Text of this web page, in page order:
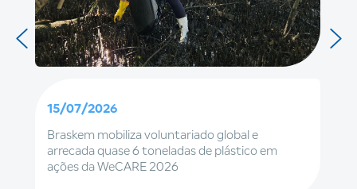
15/07/2026
Braskem mobiliza voluntariado global e
arrecada quase 6 toneladas de plástico em
ações da WeCARE 2026